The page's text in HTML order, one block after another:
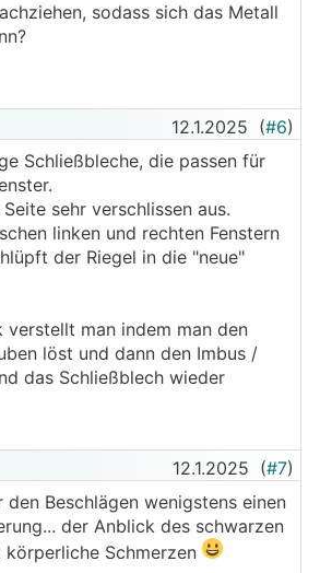
sodass sich das Metall
12.1.2025 (#6)
Schließbleche, die passen für
sehr verschlissen aus.
linken und rechten Fenstern
der Riegel in die "neue"
verstellt man indem man den
löst und dann den Imbus /
das Schließblech wieder
12.1.2025 (#7)
den Beschlägen wenigstens einen
der Anblick des schwarzen
Schmerzen